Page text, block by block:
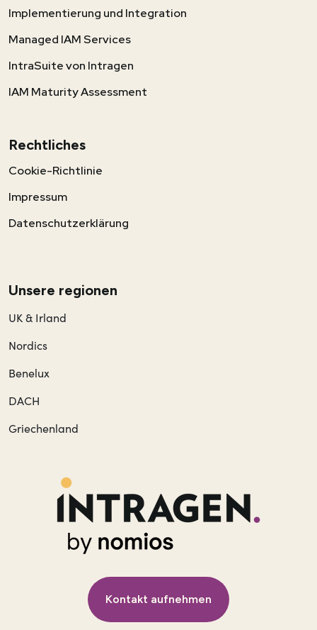
Kontakt aufnehmen
Unsere regionen
UK & Irland
Nordics
Benelux
DACH
Griechenland
Implementierung und Integration
Managed IAM Services
IntraSuite von Intragen
IAM Maturity Assessment
Rechtliches
Cookie-Richtlinie
Impressum
Datenschutzerklärung